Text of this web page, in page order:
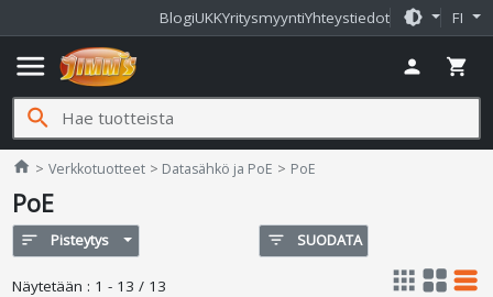
BlogiUKKYritysmyyntiYhteystiedot brightness_medium FI
menu person shopping_cart
search
home Jimms.fi
Verkkotuotteet Datasähkö ja PoE PoE
PoE
sort Pisteytys filter_list SUODATA
Näytetään : 1 - 13 / 13 apps grid_view table_rows